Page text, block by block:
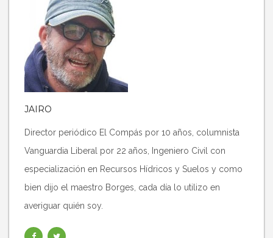
JAIRO
Director periódico El Compás por 10 años, columnista
Vanguardia Liberal por 22 años, Ingeniero Civil con
especialización en Recursos Hídricos y Suelos y como
bien dijo el maestro Borges, cada día lo utilizo en
averiguar quién soy.